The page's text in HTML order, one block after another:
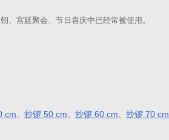
、宫廷聚会、节日喜庆中已经常被使用。
cm 抄锣 50 cm 抄锣 60 cm 抄锣 70 cm